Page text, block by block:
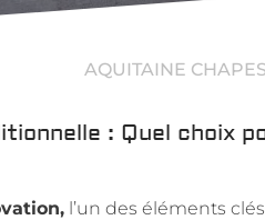
AQUITAINE
: Quel choix
l’un des éléments